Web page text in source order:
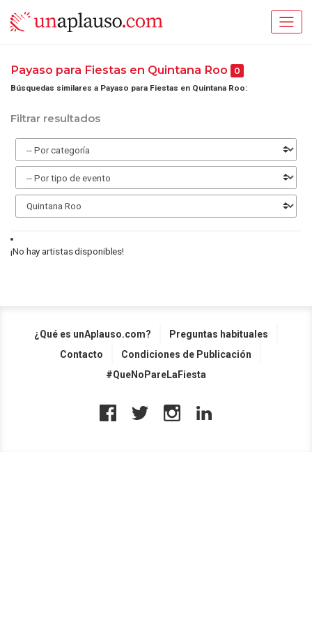
Payaso para Fiestas en Quintana Roo 0
Búsquedas similares a Payaso para Fiestas en Quintana Roo:
Filtrar resultados
¡No hay artistas disponibles!
¿Qué es unAplauso.com?
Preguntas habituales
Contacto
Condiciones de Publicación
#QueNoPareLaFiesta